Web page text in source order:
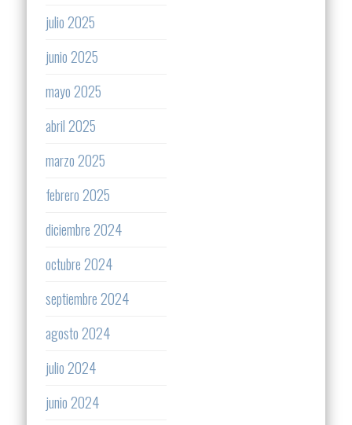
julio 2025
junio 2025
mayo 2025
abril 2025
marzo 2025
febrero 2025
diciembre 2024
octubre 2024
septiembre 2024
agosto 2024
julio 2024
junio 2024